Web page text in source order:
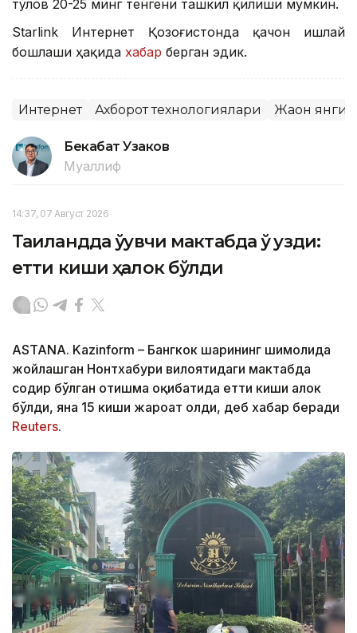
тўлов 20-25 минг тенгени ташкил қилиши мумкин.
Starlink Интернет Қозоғистонда қачон ишлай
бошлаши ҳақида хабар берган эдик.
Интернет Ахборот технологиялари Жаҳон
Бекабат Узаков
Муаллиф
14:37, 07 Август 2026
Таиландда ўқувчи мактабда ўқ узди:
етти киши ҳалок бўлди
ASTANA. Kazinform – Бангкок шаҳрининг шимолида
жойлашган Нонтхабури вилоятидаги мактабда
содир бўлган отишма оқибатида етти киши ҳалок
бўлди, яна 15 киши жароҳат олди, деб хабар беради
Reuters.